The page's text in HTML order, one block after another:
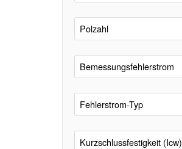
Polzahl
Bemessungsfehlerstrom
Fehlerstrom-Typ
Kurzschlussfestigkeit (Icw)